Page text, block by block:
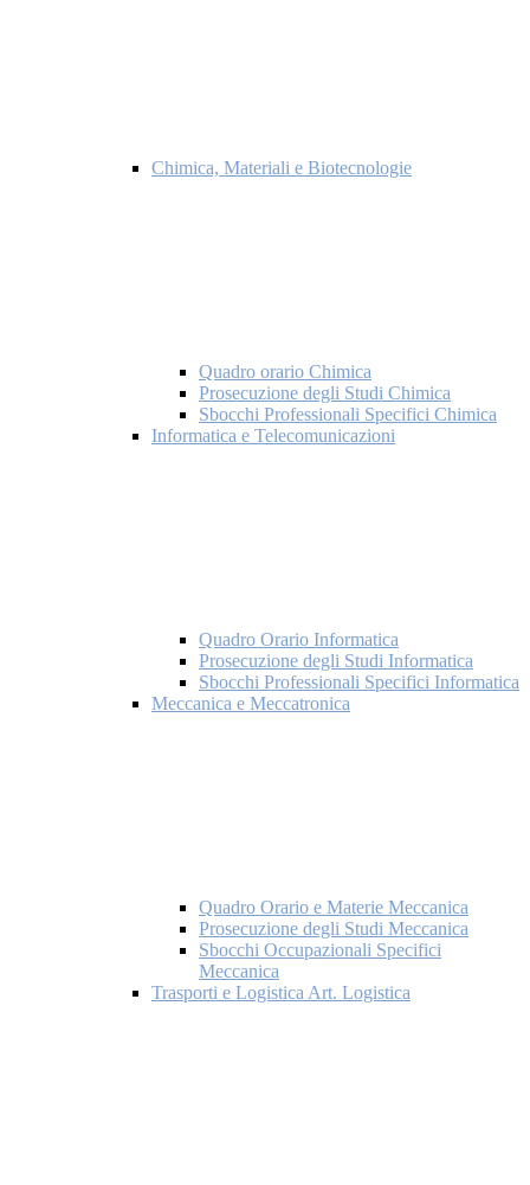
Chimica, Materiali e Biotecnologie
Quadro orario Chimica
Prosecuzione degli Studi Chimica
Sbocchi Professionali Specifici Chimica
Informatica e Telecomunicazioni
Quadro Orario Informatica
Prosecuzione degli Studi Informatica
Sbocchi Professionali Specifici Informatica
Meccanica e Meccatronica
Quadro Orario e Materie Meccanica
Prosecuzione degli Studi Meccanica
Sbocchi Occupazionali Specifici
Meccanica
Trasporti e Logistica Art. Logistica